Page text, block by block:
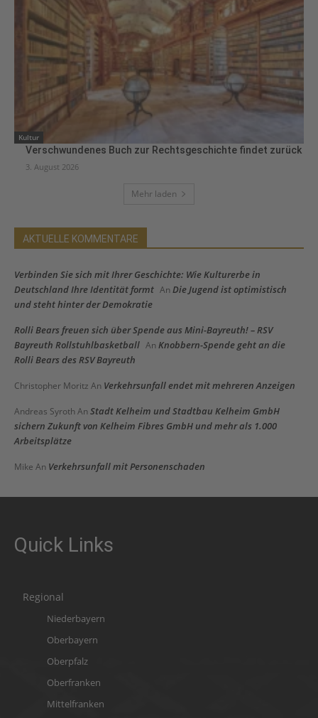
Kultur
Verschwundenes Buch zur Rechtsgeschichte findet zurück
3. August 2026
Mehr laden
AKTUELLE KOMMENTARE
Verbinden Sie sich mit Ihrer Geschichte: Wie Kulturerbe in
Deutschland Ihre Identität formt An Die Jugend ist optimistisch
und steht hinter der Demokratie
Rolli Bears freuen sich über Spende aus Mini-Bayreuth! – RSV
Bayreuth Rollstuhlbasketball An Knobbern-Spende geht an die
Rolli Bears des RSV Bayreuth
Christopher Moritz An Verkehrsunfall endet mit mehreren Anzeigen
Andreas Syroth An Stadt Kelheim und Stadtbau Kelheim GmbH
sichern Zukunft von Kelheim Fibres GmbH und mehr als 1.000
Arbeitsplätze
Mike An Verkehrsunfall mit Personenschaden
Quick Links
Regional
Niederbayern
Oberbayern
Oberpfalz
Oberfranken
Mittelfranken